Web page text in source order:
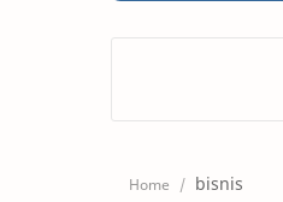
Home bisnis